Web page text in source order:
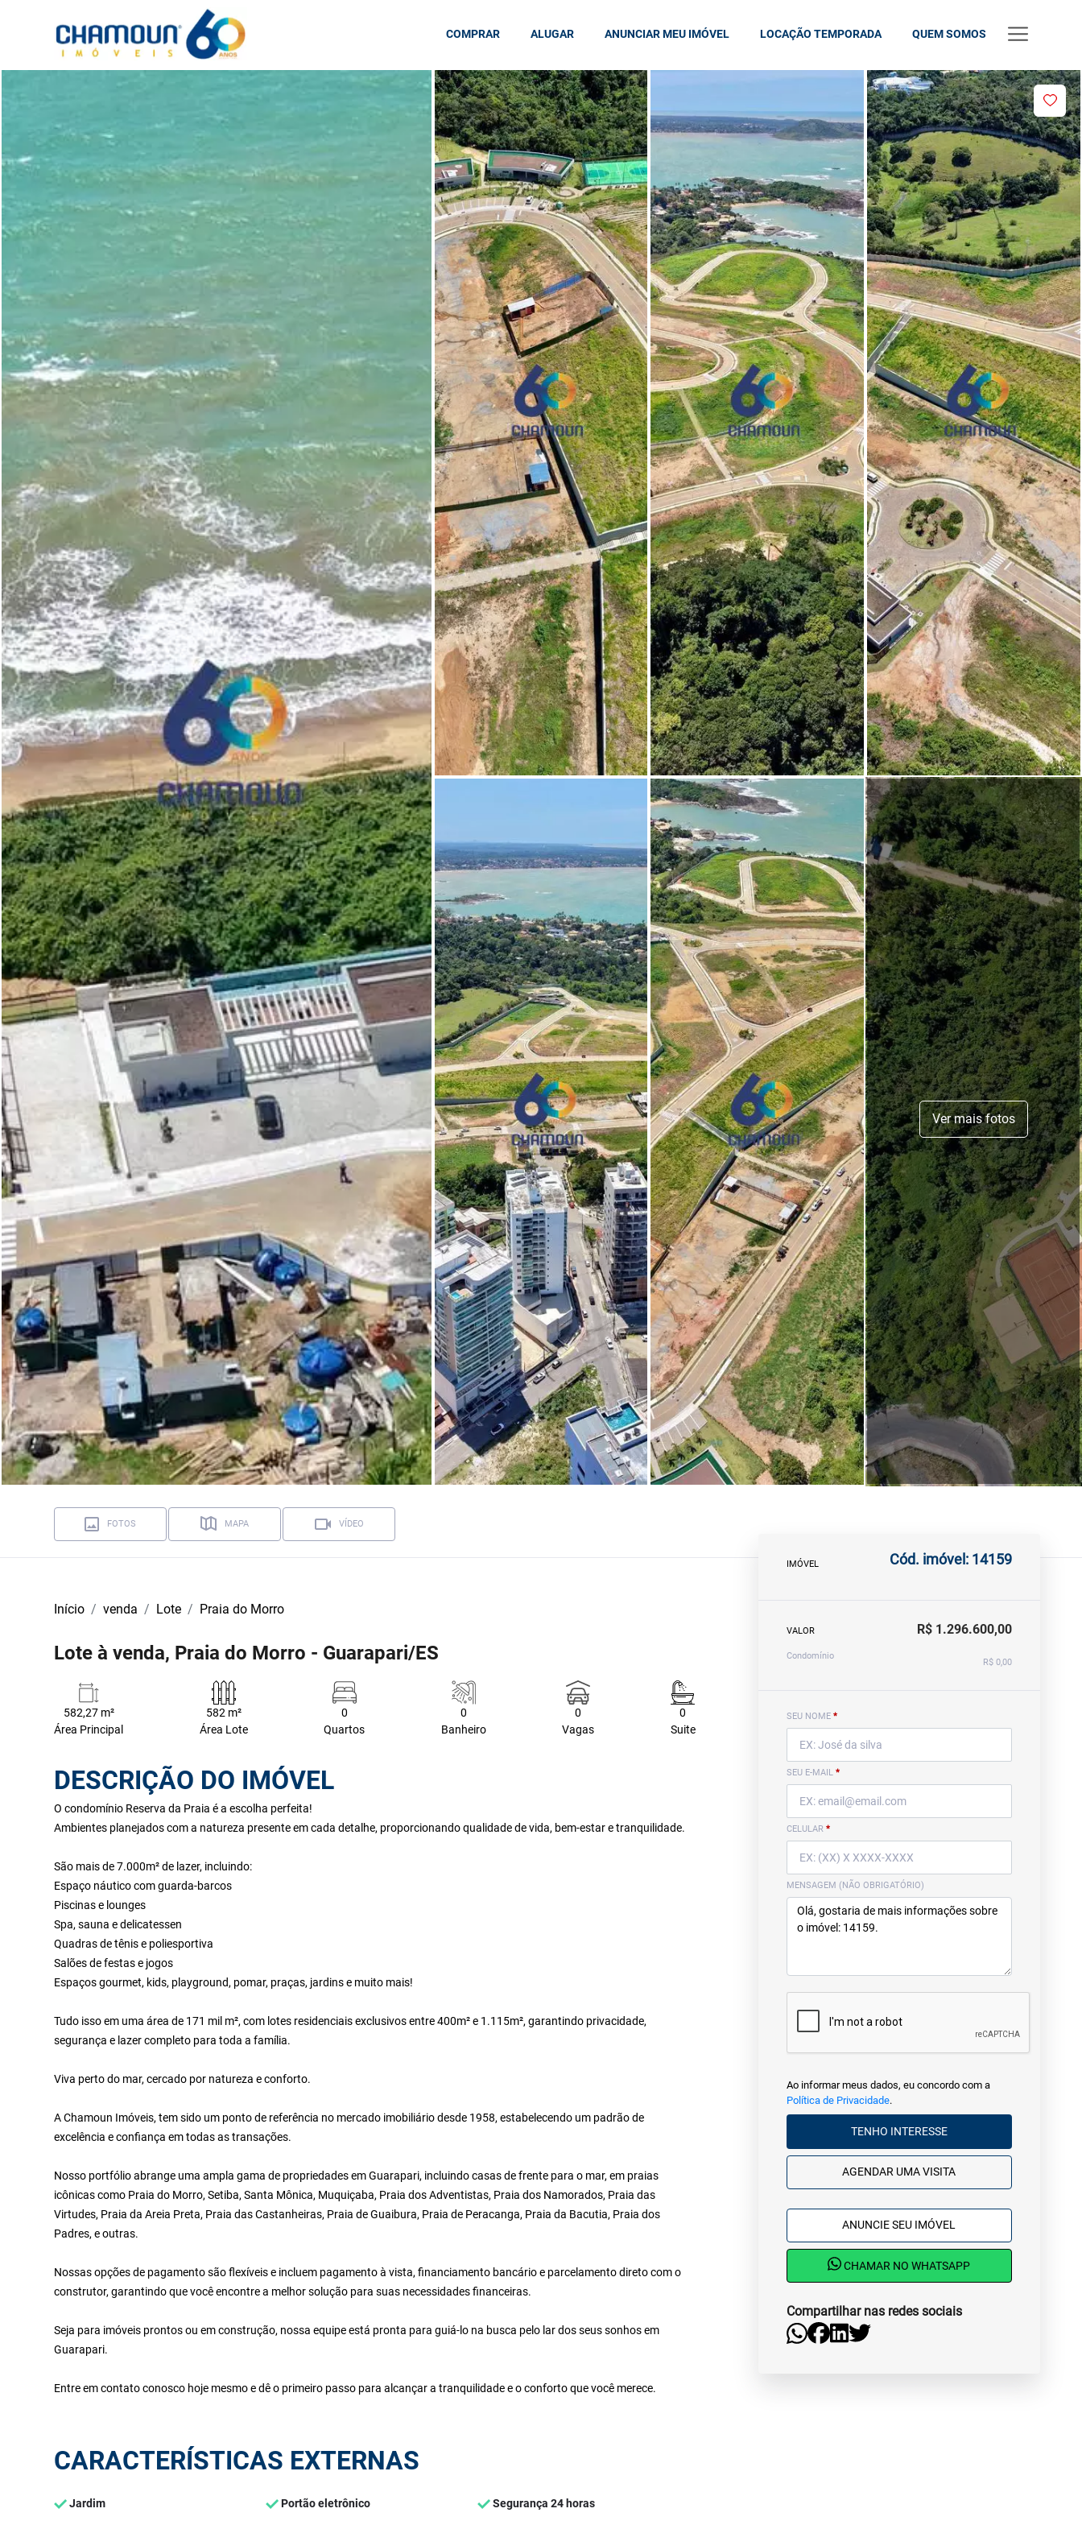
COMPRAR ALUGAR ANUNCIAR MEU IMÓVEL LOCAÇÃO TEMPORADA QUEM SOMOS
Ver mais fotos
FOTOS MAPA VÍDEO
Início venda Lote Praia do Morro
Lote à venda, Praia do Morro - Guarapari/ES
582,27 m²
Área Principal
582 m²
Área Lote
0
Quartos
0
Banheiro
0
Vagas
0
Suite
DESCRIÇÃO DO IMÓVEL
O condomínio Reserva da Praia é a escolha perfeita!
Ambientes planejados com a natureza presente em cada detalhe, proporcionando qualidade de vida, bem-estar e tranquilidade.
São mais de 7.000m² de lazer, incluindo:
Espaço náutico com guarda-barcos
Piscinas e lounges
Spa, sauna e delicatessen
Quadras de tênis e poliesportiva
Salões de festas e jogos
Espaços gourmet, kids, playground, pomar, praças, jardins e muito mais!
Tudo isso em uma área de 171 mil m², com lotes residenciais exclusivos entre 400m² e 1.115m², garantindo privacidade,
segurança e lazer completo para toda a família.
Viva perto do mar, cercado por natureza e conforto.
A Chamoun Imóveis, tem sido um ponto de referência no mercado imobiliário desde 1958, estabelecendo um padrão de
excelência e confiança em todas as transações.
Nosso portfólio abrange uma ampla gama de propriedades em Guarapari, incluindo casas de frente para o mar, em praias
icônicas como Praia do Morro, Setiba, Santa Mônica, Muquiçaba, Praia dos Adventistas, Praia dos Namorados, Praia das
Virtudes, Praia da Areia Preta, Praia das Castanheiras, Praia de Guaibura, Praia de Peracanga, Praia da Bacutia, Praia dos
Padres, e outras.
Nossas opções de pagamento são flexíveis e incluem pagamento à vista, financiamento bancário e parcelamento direto com o
construtor, garantindo que você encontre a melhor solução para suas necessidades financeiras.
Seja para imóveis prontos ou em construção, nossa equipe está pronta para guiá-lo na busca pelo lar dos seus sonhos em
Guarapari.
Entre em contato conosco hoje mesmo e dê o primeiro passo para alcançar a tranquilidade e o conforto que você merece.
CARACTERÍSTICAS EXTERNAS
Jardim Portão eletrônico Segurança 24 horas
IMÓVEL Cód. imóvel: 14159
VALOR R$ 1.296.600,00
Condomínio
R$ 0,00
SEU NOME *
SEU E-MAIL *
CELULAR *
MENSAGEM (NÃO OBRIGATÓRIO)
Ao informar meus dados, eu concordo com a
Política de Privacidade.
TENHO INTERESSE
AGENDAR UMA VISITA
ANUNCIE SEU IMÓVEL
CHAMAR NO WHATSAPP
Compartilhar nas redes sociais